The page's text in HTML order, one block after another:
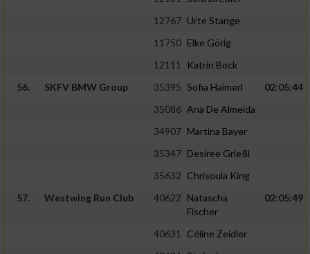
12767 Urte Stange
11750 Elke Görig
12111
Katrin Bock
56.
SKFV BMW Group 35395 Sofia Haimerl
02:05:44
35086 Ana De Almeida
34907 Martina Bayer
35347 Desiree Grießl
35632 Chrisoula King
57.
Westwing Run Club 40622 Natascha
Fischer
02:05:49
40631
Céline Zeidler